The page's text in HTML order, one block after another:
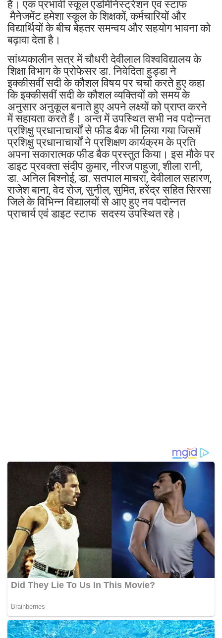
है। एक प्रभावी स्कूल एडमिनिस्ट्रेशन एवं स्टाफ
मैनेजमेंट हमेशा स्कूल के शिक्षकों, कर्मचारियों और
विद्यार्थियों के बीच बेहतर समन्वय और सहयोग भावना को
बढ़ावा देता है।
सांध्यकालीन सत्र में चौधरी देवीलाल विश्वविद्यालय के
शिक्षा विभाग के प्रोफेसर डा. निवेदिता हुड्डा ने
इक्कीसवीं सदी के कौशल विषय पर चर्चा करते हुए कहा
कि इक्कीसवीं सदी के कौशल व्यक्तियों को समय के
अनुसार अनुकूल बनाते हुए अपने लक्ष्यों को प्राप्त करने
में सहायता करते हैं। अन्त में उपस्थित सभी नव पदोन्नत
प्रशिक्षु प्रधानाचार्यों से फीड बैक भी लिया गया जिसमें
प्रशिक्षु प्रधानाचार्यों ने प्रशिक्षण कार्यक्रम के प्रति
अपना सकारात्मक फीड बैक प्रस्तुत किया। इस मौके पर
डाइट प्रवक्ता संदीप कुमार, नीरज पाहुजा, शीला रानी,
डा. अनिल बिश्नोई, डा. सतपाल माचरा, देवीलाल सहारण,
राजेश बाना, वेद रोज, सुनील, सुमित, हरेंद्र सहित सिरसा
जिले के विभिन्न विद्यालयों से आए हुए नव पदोन्नत
प्राचार्य एवं डाइट स्टाफ सदस्य उपस्थित रहे।